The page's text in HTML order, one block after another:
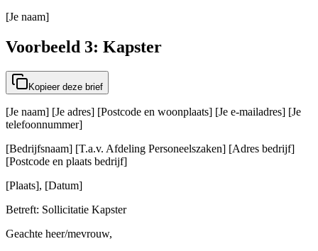
[Je naam]
Voorbeeld 3: Kapster
Kopieer deze brief
[Je naam] [Je adres] [Postcode en woonplaats] [Je e-mailadres] [Je
telefoonnummer]
[Bedrijfsnaam] [T.a.v. Afdeling Personeelszaken] [Adres bedrijf]
[Postcode en plaats bedrijf]
[Plaats], [Datum]
Betreft: Sollicitatie Kapster
Geachte heer/mevrouw,